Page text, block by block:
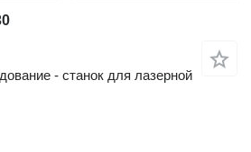
- станок для лазерной